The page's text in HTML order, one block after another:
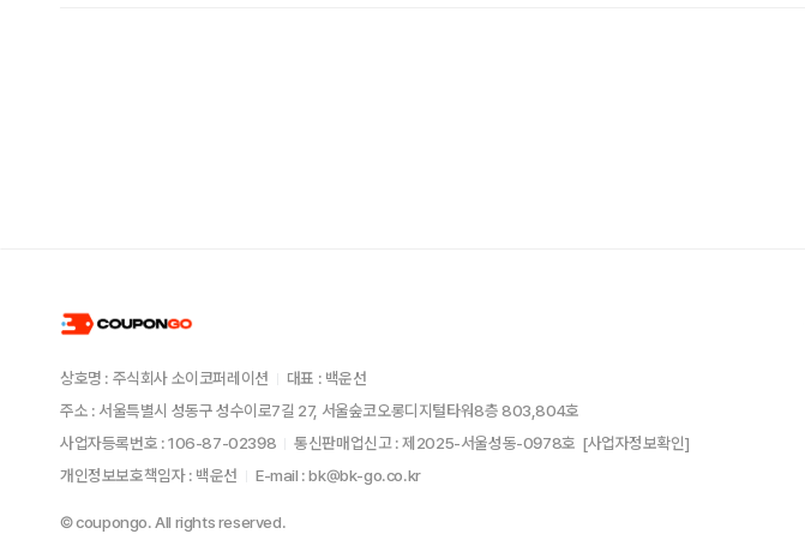
상호명 : 주식회사 소이코퍼레이션
대표 : 백운선
주소 : 서울특별시 성동구 성수이로7길 27, 서울숲코오롱디지털타워8층 803,804호
사업자등록번호 : 106-87-02398
통신판매업신고 : 제2025-서울성동-0978호 [사업자정보확인]
개인정보보호책임자 : 백운선
E-mail : bk@bk-go.co.kr
© coupongo. All rights reserved.